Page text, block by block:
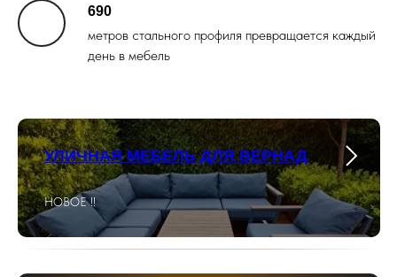
690
метров стального профиля превращается каждый
день в мебель
УЛИЧНАЯ МЕБЕЛЬ ДЛЯ ВЕРНАД
НОВОЕ !!